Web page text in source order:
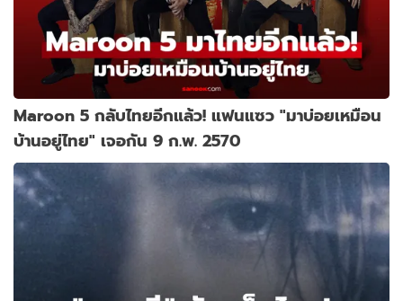
Maroon 5 กลับไทยอีกแล้ว! แฟนแซว "มาบ่อยเหมือน
บ้านอยู่ไทย" เจอกัน 9 ก.พ. 2570